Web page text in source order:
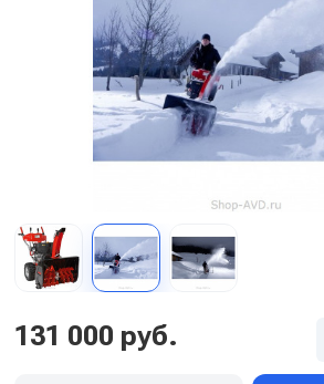
131 000 руб.